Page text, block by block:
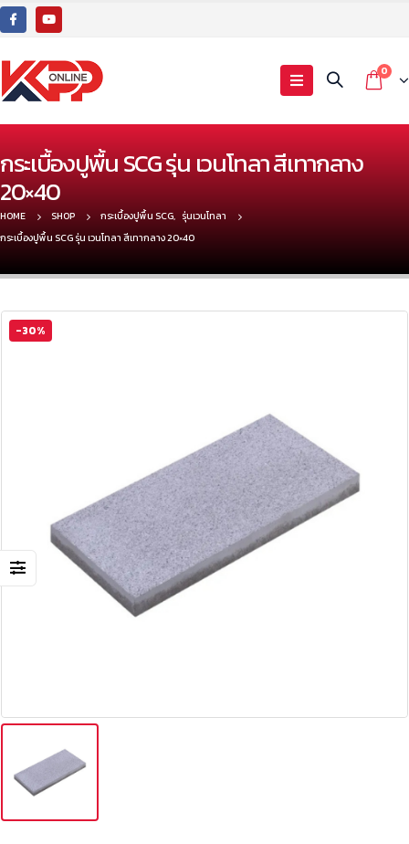
0
กระเบื้องปูพื้น SCG รุ่น เวนโทลา สีเทากลาง
20×40
HOME SHOP กระเบื้องปูพื้น SCG, รุ่นเวนโทลา
กระเบื้องปูพื้น SCG รุ่น เวนโทลา สีเทากลาง 20×40
-30%